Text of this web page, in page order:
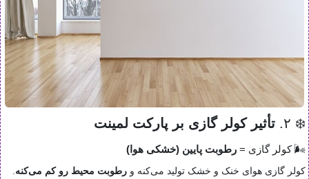
❄️ ۲. تأثیر کولر گازی بر پارکت لمینت
🌬 کولر گازی = رطوبت پایین (خشکی هوا)
کولر گازی هوای خنک و خشک تولید می‌کنه و رطوبت محیط رو کم می‌کنه.